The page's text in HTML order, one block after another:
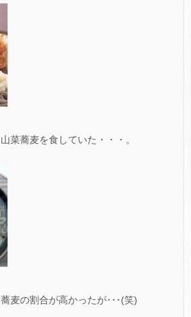
菜蕎麦を食していた・・・。
麦の割合が高かったが･･･(笑)